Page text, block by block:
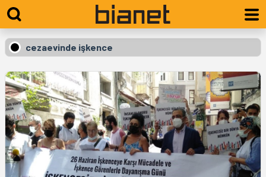
cezaevinde işkence